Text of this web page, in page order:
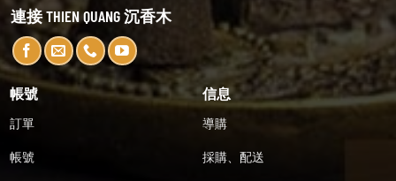
連接 THIEN QUANG 沉香木
帳號
訂單
帳號
信息
導購
採購、配送